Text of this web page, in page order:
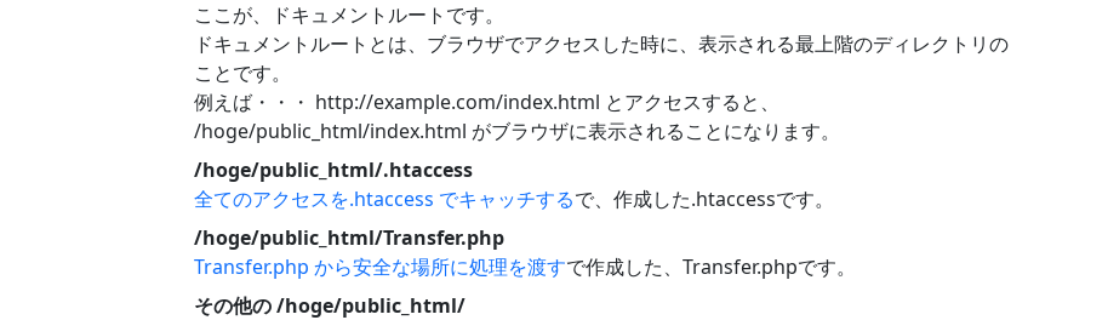
ここが、ドキュメントルートです。
ドキュメントルートとは、ブラウザでアクセスした時に、表示される最上階のディレクトリの
ことです。
例えば・・・ http://example.com/index.html とアクセスすると、
/hoge/public_html/index.html がブラウザに表示されることになります。
/hoge/public_html/.htaccess
全てのアクセスを.htaccess でキャッチするで、作成した.htaccessです。
/hoge/public_html/Transfer.php
Transfer.php から安全な場所に処理を渡すで作成した、Transfer.phpです。
その他の /hoge/public_html/